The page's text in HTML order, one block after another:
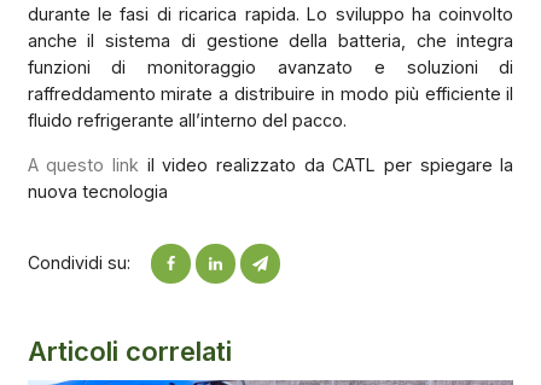
durante le fasi di ricarica rapida. Lo sviluppo ha coinvolto
anche il sistema di gestione della batteria, che integra
funzioni di monitoraggio avanzato e soluzioni di
raffreddamento mirate a distribuire in modo più efficiente il
fluido refrigerante all’interno del pacco.
A questo link il video realizzato da CATL per spiegare la
nuova tecnologia
Condividi su:
Articoli correlati